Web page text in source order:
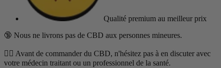
Qualité premium au meilleur prix
🔞 Nous ne livrons pas de CBD aux personnes mineures.
👨‍⚕️ Avant de commander du CBD, n'hésitez pas à en discuter avec
votre médecin traitant ou un professionnel de la santé.